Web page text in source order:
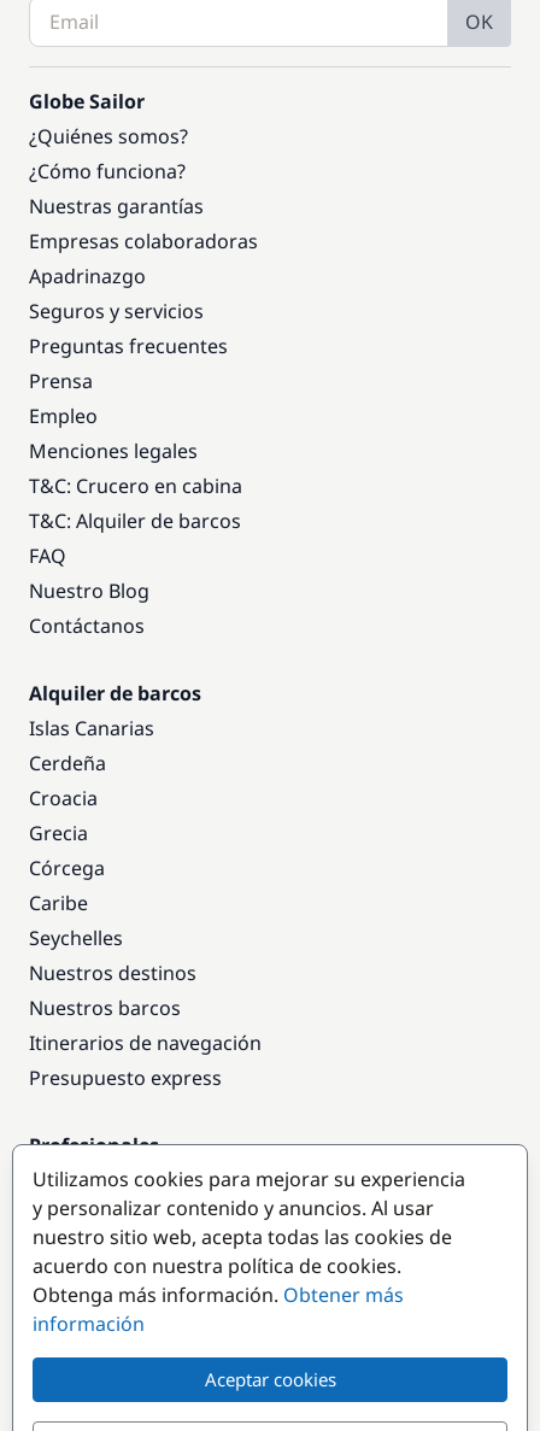
OK
Globe Sailor
¿Quiénes somos?
¿Cómo funciona?
Nuestras garantías
Empresas colaboradoras
Apadrinazgo
Seguros y servicios
Preguntas frecuentes
Prensa
Empleo
Menciones legales
T&C: Crucero en cabina
T&C: Alquiler de barcos
FAQ
Nuestro Blog
Contáctanos
Alquiler de barcos
Islas Canarias
Cerdeña
Croacia
Grecia
Córcega
Caribe
Seychelles
Nuestros destinos
Nuestros barcos
Itinerarios de navegación
Presupuesto express
Profesionales
Acceso empresas
Colaborar como empresa
Destinos populares
Utilizamos cookies para mejorar su experiencia
y personalizar contenido y anuncios. Al usar
nuestro sitio web, acepta todas las cookies de
acuerdo con nuestra política de cookies.
Obtenga más información. Obtener más
información
Aceptar cookies